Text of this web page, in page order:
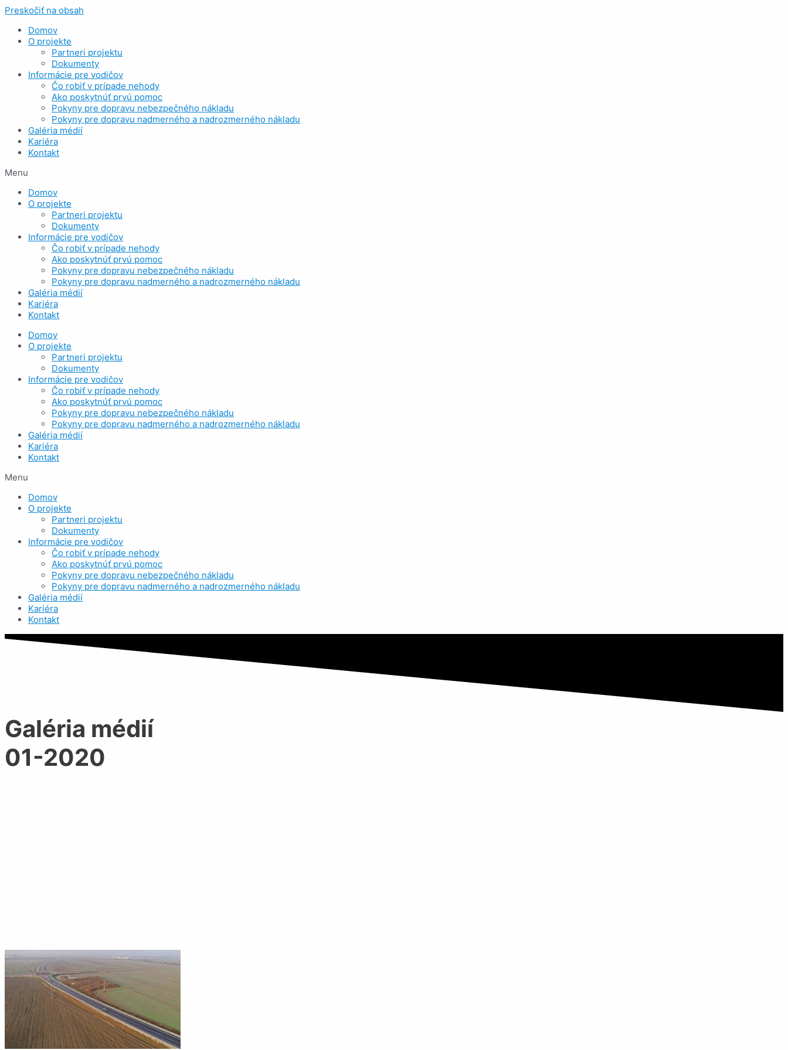
Preskočiť na obsah
Domov
O projekte
Partneri projektu
Dokumenty
Informácie pre vodičov
Čo robiť v prípade nehody
Ako poskytnúť prvú pomoc
Pokyny pre dopravu nebezpečného nákladu
Pokyny pre dopravu nadmerného a nadrozmerného nákladu
Galéria médií
Kariéra
Kontakt
Menu
Domov
O projekte
Partneri projektu
Dokumenty
Informácie pre vodičov
Čo robiť v prípade nehody
Ako poskytnúť prvú pomoc
Pokyny pre dopravu nebezpečného nákladu
Pokyny pre dopravu nadmerného a nadrozmerného nákladu
Galéria médií
Kariéra
Kontakt
Domov
O projekte
Partneri projektu
Dokumenty
Informácie pre vodičov
Čo robiť v prípade nehody
Ako poskytnúť prvú pomoc
Pokyny pre dopravu nebezpečného nákladu
Pokyny pre dopravu nadmerného a nadrozmerného nákladu
Galéria médií
Kariéra
Kontakt
Menu
Domov
O projekte
Partneri projektu
Dokumenty
Informácie pre vodičov
Čo robiť v prípade nehody
Ako poskytnúť prvú pomoc
Pokyny pre dopravu nebezpečného nákladu
Pokyny pre dopravu nadmerného a nadrozmerného nákladu
Galéria médií
Kariéra
Kontakt
Galéria médií
01-2020